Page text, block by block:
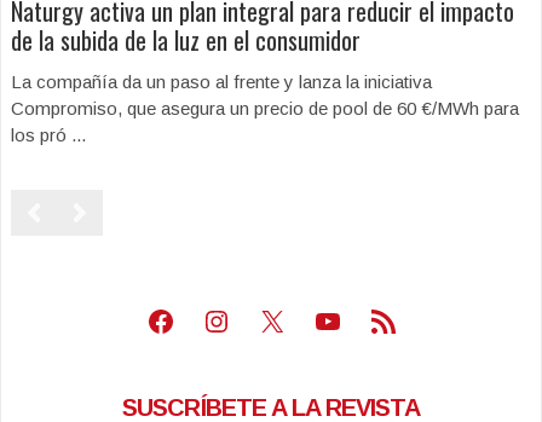
Naturgy activa un plan integral para reducir el impacto
de la subida de la luz en el consumidor
La compañía da un paso al frente y lanza la iniciativa
Compromiso, que asegura un precio de pool de 60 €/MWh para
los pró ...
Facebook
Instagram
X Youtube
Feed RSS
SUSCRÍBETE A LA REVISTA